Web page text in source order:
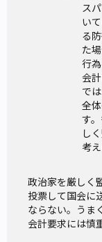
ス
い
る
た
行
会
で
全
す
し
考
政治家を厳しく
投票して国会に
ならない。うま
会計要求には慎